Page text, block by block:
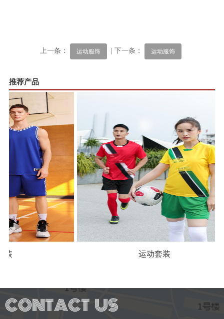
上一条： 运动服饰 | 下一条： 运动服饰
推荐产品
运动套装